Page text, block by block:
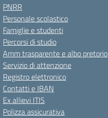
PNRR
Personale scolastico
Famiglie e studenti
Percorsi di studio
Amm trasparente e albo pretorio
Servizio di attenzione
Registro elettronico
Contatti e IBAN
Ex allievi ITIS
Polizza assicurativa